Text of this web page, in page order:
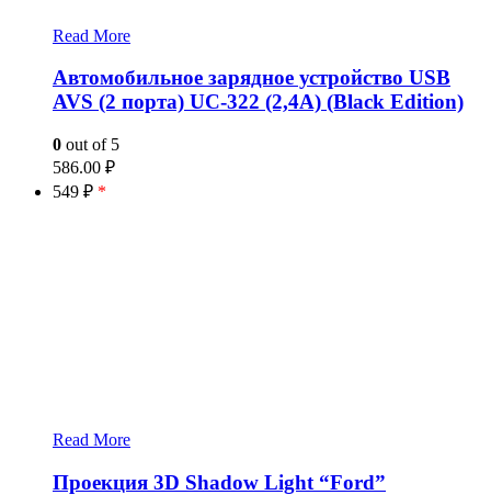
Read More
Автомобильное зарядное устройство USB
AVS (2 порта) UC-322 (2,4А) (Black Edition)
0 out of 5
586.00 ₽
549 ₽ *
Read More
Проекция 3D Shadow Light “Ford”